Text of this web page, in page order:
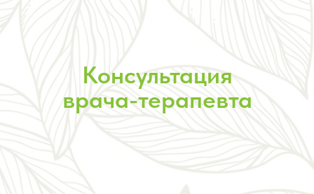
Консультация
врача-терапевта